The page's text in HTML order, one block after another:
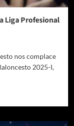
Liga Profesional
nos complace
2025-I,